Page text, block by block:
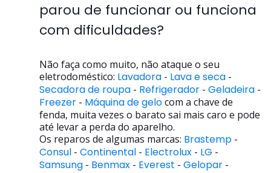
parou de funcionar ou funciona
com dificuldades?
Não faça como muito, não ataque o seu
eletrodoméstico: Lavadora - Lava e seca -
Secadora de roupa - Refrigerador - Geladeira -
Freezer - Máquina de gelocom a chave de
fenda, muita vezes o barato sai mais caro e pode
até levar a perda do aparelho.
Os reparos de algumas marcas: Brastemp -
Consul - Continental - Electrolux - LG -
Samsung - Benmax - Everest - Gelopar -